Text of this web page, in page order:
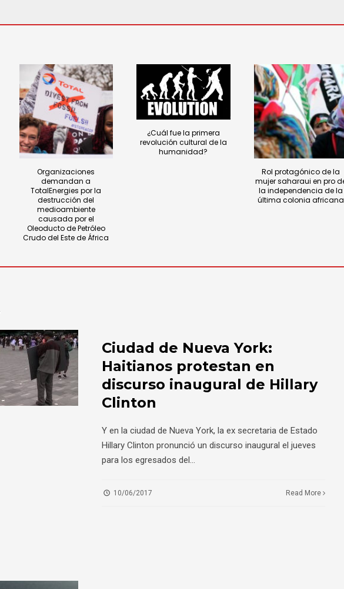
Organizaciones
demandan a
TotalEnergies por la
destrucción del
medioambiente
causada por el
Oleoducto de Petróleo
Crudo del Este de África
¿Cuál fue la primera
revolución cultural de la
humanidad?
Rol protagónico de la
mujer saharaui en pro
la independencia de la
última colonia africana
Ciudad de Nueva York:
Haitianos protestan en
discurso inaugural de Hillary
Clinton
Y en la ciudad de Nueva York, la ex secretaria de Estado
Hillary Clinton pronunció un discurso inaugural el jueves
para los egresados del...
10/06/2017 Read More